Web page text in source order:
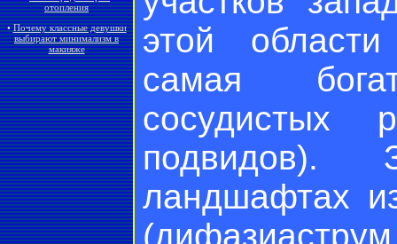
отопления
•Почему классные девушки
выбирают минимализм в
макияже
этой
самая
сосудистых
подвидов).
ландшафтах